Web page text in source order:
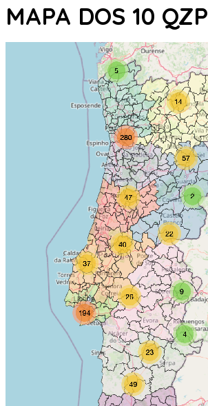
MAPA DOS 10 QZP